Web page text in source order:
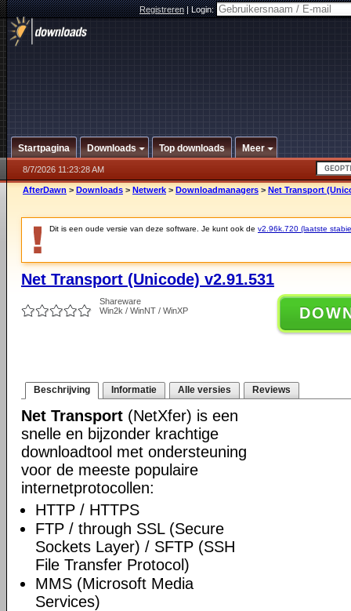
Registreren|Login:
Startpagina Downloads Top downloads Meer
8/7/2026 11:23:28 AM
AfterDawn > Downloads > Netwerk > Downloadmanagers > Net Transport
Dit is een oude versie van deze software. Je kunt ook de v2.96k.720 (laatste
Net Transport (Unicode) v2.91.531
Shareware
Win2k / WinNT / WinXP
Beschrijving Informatie Alle versies Reviews
Net Transport (NetXfer) is een
snelle en bijzonder krachtige
downloadtool met ondersteuning
voor de meeste populaire
internetprotocollen:
HTTP / HTTPS
FTP / through SSL (Secure
Sockets Layer) / SFTP (SSH
File Transfer Protocol)
MMS (Microsoft Media
Services)